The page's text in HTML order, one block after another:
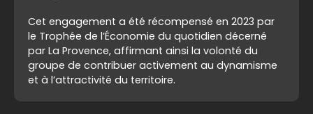
Cet engagement a été récompensé en 2023 par
le Trophée de l’Économie du quotidien décerné
par La Provence, affirmant ainsi la volonté du
groupe de contribuer activement au dynamisme
et à l’attractivité du territoire.